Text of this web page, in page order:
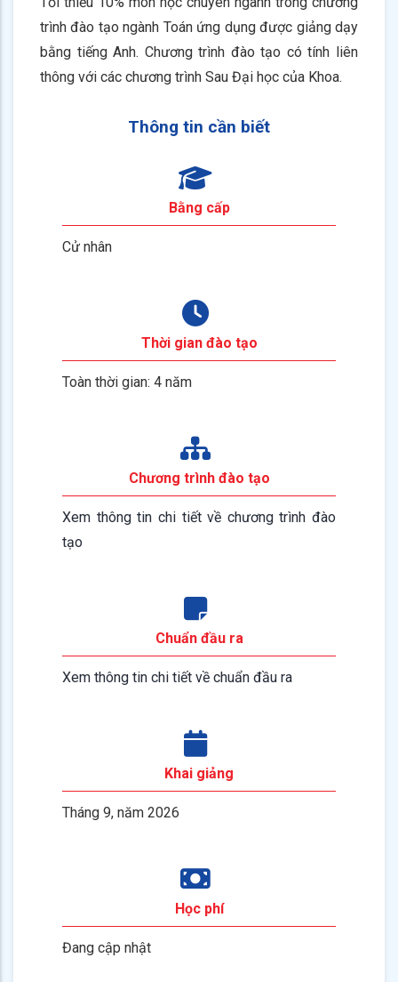
trình đào tạo ngành Toán ứng dụng được giảng dạy
bằng tiếng Anh. Chương trình đào tạo có tính liên
thông với các chương trình Sau Đại học của Khoa.
Thông tin cần biết
Bằng cấp
Cử nhân
Thời gian đào tạo
Toàn thời gian: 4 năm
Chương trình đào tạo
Xem thông tin chi tiết về chương trình đào
tạo
Chuẩn đầu ra
Xem thông tin chi tiết về chuẩn đầu ra
Khai giảng
Tháng 9, năm 2026
Học phí
Đang cập nhật